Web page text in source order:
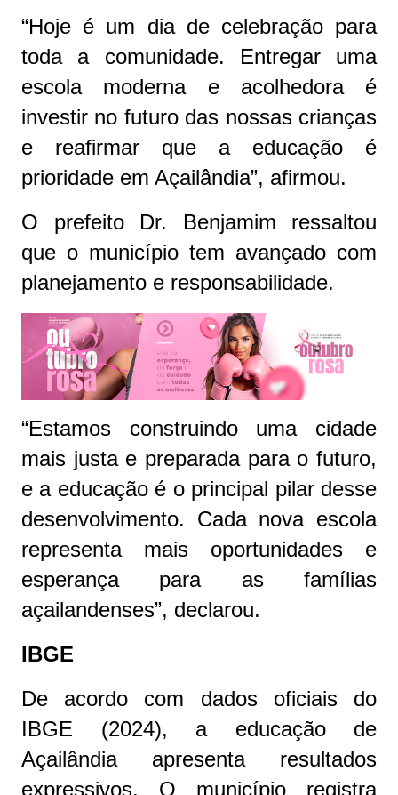
“Hoje é um dia de celebração para
toda a comunidade. Entregar uma
escola moderna e acolhedora é
investir no futuro das nossas crianças
e reafirmar que a educação é
prioridade em Açailândia”, afirmou.
O prefeito Dr. Benjamim ressaltou
que o município tem avançado com
planejamento e responsabilidade.
“Estamos construindo uma cidade
mais justa e preparada para o futuro,
e a educação é o principal pilar desse
desenvolvimento. Cada nova escola
representa mais oportunidades e
esperança para as famílias
açailandenses”, declarou.
IBGE
De acordo com dados oficiais do
IBGE (2024), a educação de
Açailândia apresenta resultados
expressivos. O município registra